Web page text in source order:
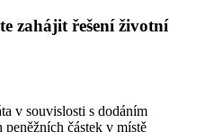
zahájit řešení životní
v souvislosti s dodáním
částek v místě